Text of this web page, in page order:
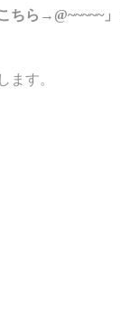
ちら→@~~~~~」
ます。